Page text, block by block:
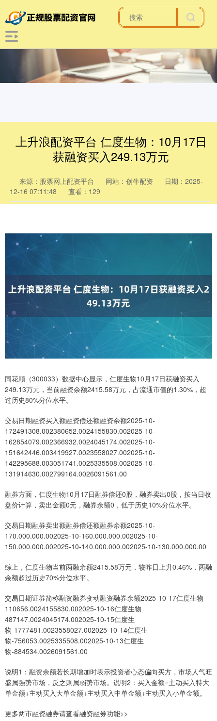
上升浪配资平台 仁度生物：10月17日
获融资买入249.13万元
来源：股票网上配资平台 网站：创牛配资
日期：2025-
12-16 07:11:48
查看：129
同花顺（300033）数据中心显示，仁度生物10月17日获融资买入
249.13万元，当前融资余额2415.58万元，占流通市值的1.30%，超
过历史80%分位水平。
交易日期融资买入额融资偿还额融资余额2025-10-
172491308.002380652.0024155830.002025-10-
162854079.002366932.0024045174.002025-10-
151642446.003419927.0023558027.002025-10-
142295688.003051741.0025335508.002025-10-
131914630.002799164.0026091561.00
融券方面，仁度生物10月17日融券偿还0股，融券卖出0股，按当日收
盘价计算，卖出金额0元，融券余额0，低于历史10%分位水平。
交易日期融券卖出额融券偿还额融券余额2025-10-
170.000.000.002025-10-160.000.000.002025-10-
150.000.000.002025-10-140.000.000.002025-10-130.000.000.00
综上，仁度生物当前两融余额2415.58万元，较昨日上升0.46%，两融
余额超过历史70%分位水平。
交易日期证券简称融资融券变动融资融券余额2025-10-17仁度生物
110656.0024155830.002025-10-16仁度生物
487147.0024045174.002025-10-15仁度生
物-1777481.0023558027.002025-10-14仁度生
物-756053.0025335508.002025-10-13仁度生
物-884534.0026091561.00
说明1：融资余额若长期增加时表示投资者心态偏向买方，市场人气旺
盛属强势市场，反之则属弱势市场。说明2：买入金额=主动买入特大
单金额+主动买入大单金额+主动买入中单金额+主动买入小单金额。
更多两市融资融券请查看融资融券功能>>